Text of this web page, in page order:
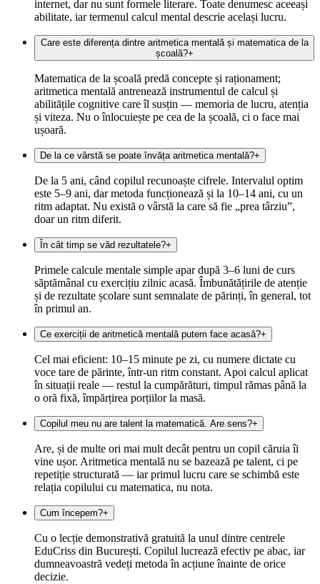
internet, dar nu sunt formele literare. Toate denumesc aceeași
abilitate, iar termenul calcul mental descrie același lucru.
Care este diferența dintre aritmetica mentală și matematica de la
școală?+
Matematica de la școală predă concepte și raționament;
aritmetica mentală antrenează instrumentul de calcul și
abilitățile cognitive care îl susțin — memoria de lucru, atenția
și viteza. Nu o înlocuiește pe cea de la școală, ci o face mai
ușoară.
De la ce vârstă se poate învăța aritmetica mentală?+
De la 5 ani, când copilul recunoaște cifrele. Intervalul optim
este 5–9 ani, dar metoda funcționează și la 10–14 ani, cu un
ritm adaptat. Nu există o vârstă la care să fie „prea târziu”,
doar un ritm diferit.
În cât timp se văd rezultatele?+
Primele calcule mentale simple apar după 3–6 luni de curs
săptămânal cu exercițiu zilnic acasă. Îmbunătățirile de atenție
și de rezultate școlare sunt semnalate de părinți, în general, tot
în primul an.
Ce exerciții de aritmetică mentală putem face acasă?+
Cel mai eficient: 10–15 minute pe zi, cu numere dictate cu
voce tare de părinte, într-un ritm constant. Apoi calcul aplicat
în situații reale — restul la cumpărături, timpul rămas până la
o oră fixă, împărțirea porțiilor la masă.
Copilul meu nu are talent la matematică. Are sens?+
Are, și de multe ori mai mult decât pentru un copil căruia îi
vine ușor. Aritmetica mentală nu se bazează pe talent, ci pe
repetiție structurată — iar primul lucru care se schimbă este
relația copilului cu matematica, nu nota.
Cum începem?+
Cu o lecție demonstrativă gratuită la unul dintre centrele
EduCriss din București. Copilul lucrează efectiv pe abac, iar
dumneavoastră vedeți metoda în acțiune înainte de orice
decizie.